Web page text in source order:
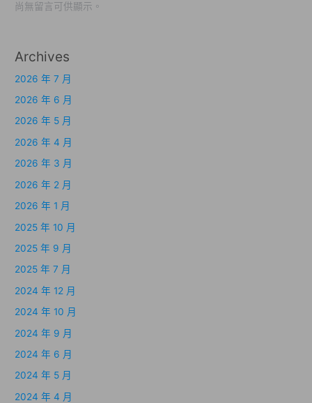
尚無留言可供顯示。
Archives
2026 年 7 月
2026 年 6 月
2026 年 5 月
2026 年 4 月
2026 年 3 月
2026 年 2 月
2026 年 1 月
2025 年 10 月
2025 年 9 月
2025 年 7 月
2024 年 12 月
2024 年 10 月
2024 年 9 月
2024 年 6 月
2024 年 5 月
2024 年 4 月